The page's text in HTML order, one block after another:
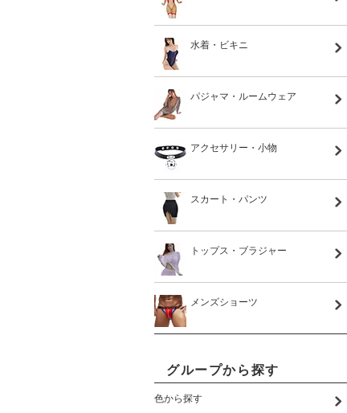
水着・ビキニ
パジャマ・ルームウェア
アクセサリー・小物
スカート・パンツ
トップス・ブラジャー
メンズショーツ
グループから探す
色から探す